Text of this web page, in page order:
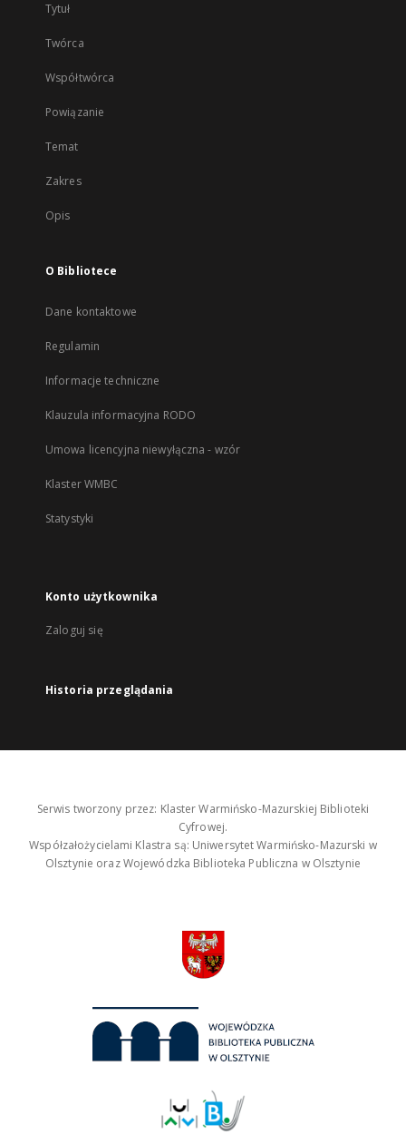
Tytuł
Twórca
Współtwórca
Powiązanie
Temat
Zakres
Opis
O Bibliotece
Dane kontaktowe
Regulamin
Informacje techniczne
Klauzula informacyjna RODO
Umowa licencyjna niewyłączna - wzór
Klaster WMBC
Statystyki
Konto użytkownika
Zaloguj się
Historia przeglądania
Serwis tworzony przez: Klaster Warmińsko-Mazurskiej Biblioteki
Cyfrowej.
Współzałożycielami Klastra są: Uniwersytet Warmińsko-Mazurski w
Olsztynie oraz Wojewódzka Biblioteka Publiczna w Olsztynie